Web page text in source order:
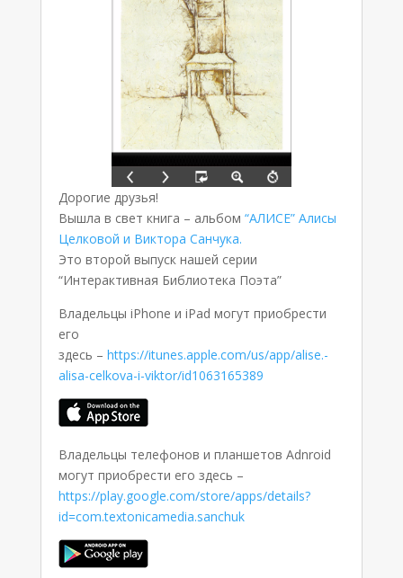
Дорогие друзья!
Вышла в свет книга – альбом “АЛИСЕ” Алисы
Целковой и Виктора Санчука.
Это второй выпуск нашей серии
“Интерактивная Библиотека Поэта”
Владельцы iPhone и iPad могут приобрести
его
здесь – https://itunes.apple.com/us/app/alise.-
alisa-celkova-i-viktor/id1063165389
Владельцы телефонов и планшетов Adnroid
могут приобрести его здесь –
https://play.google.com/store/apps/details?
id=com.textonicamedia.sanchuk